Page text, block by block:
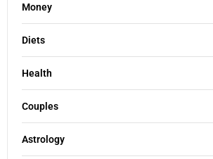
Money
Diets
Health
Couples
Astrology